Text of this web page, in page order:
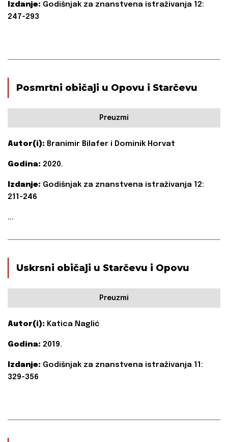
Izdanje: Godišnjak za znanstvena istraživanja 12:
247-293
Posmrtni običaji u Opovu i Starčevu
Preuzmi
Autor(i): Branimir Bilafer i Dominik Horvat
Godina: 2020.
Izdanje: Godišnjak za znanstvena istraživanja 12:
211-246
...
Uskrsni običaji u Starčevu i Opovu
Preuzmi
Autor(i): Katica Naglić
Godina: 2019.
Izdanje: Godišnjak za znanstvena istraživanja 11:
329-356